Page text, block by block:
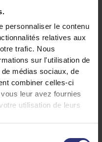
personnaliser le contenu
relatives aux
trafic. Nous
sur l'utilisation de
médias sociaux, de
combiner celles-ci
leur avez fournies
utilisation de leurs